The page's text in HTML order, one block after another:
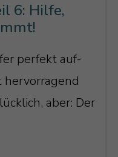
6: Hilfe,
perfekt auf-
aber: Der